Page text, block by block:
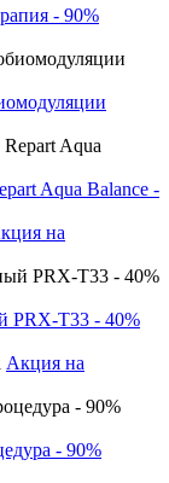
- 90%
Aqua Balance -
на
PRX-T33 - 40%
Акция на
- 90%